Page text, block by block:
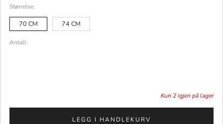
Størrelse:
70 CM 74 CM
Antall:
Kun 2igjen på lager
LEGG I HANDLEKURV